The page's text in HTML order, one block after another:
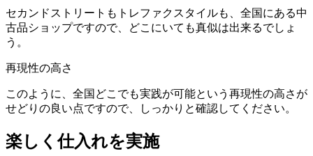
セカンドストリートもトレファクスタイルも、全国にある中
古品ショップですので、どこにいても真似は出来るでしょ
う。
再現性の高さ
このように、全国どこでも実践が可能という再現性の高さが
せどりの良い点ですので、しっかりと確認してください。
楽しく仕入れを実施